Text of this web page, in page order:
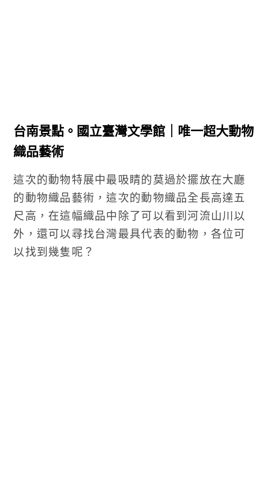
台南景點。國立臺灣文學館｜唯一超大動物
織品藝術
這次的動物特展中最吸睛的莫過於擺放在大廳
的動物織品藝術，這次的動物織品全長高達五
尺高，在這幅織品中除了可以看到河流山川以
外，還可以尋找台灣最具代表的動物，各位可
以找到幾隻呢？